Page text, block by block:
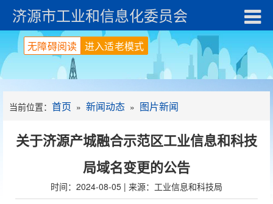
济源市工业和信息化委员会
当前位置： 首页 » 新闻动态 » 图片新闻
关于济源产城融合示范区工业信息和科技
局域名变更的公告
时间：2024-08-05 | 来源：工业信息和科技局
进入适老模式
无障碍阅读